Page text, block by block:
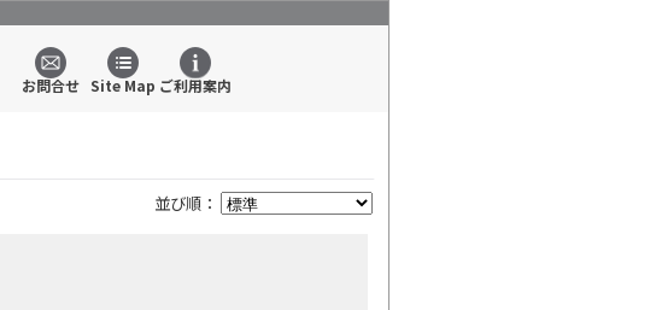
お問合せ Site Map ご利用案内
並び順：